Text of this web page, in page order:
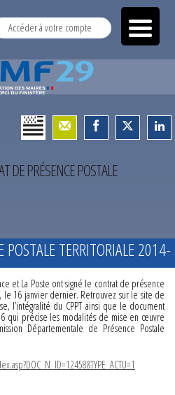
Accéder à votre compte
DE PRÉSENCE POSTALE
POSTALE TERRITORIALE 2014-
et La Poste ont signé le contrat de présence
le 16 janvier dernier. Retrouvez sur le site de
l’intégralité du CPPT ainsi que le document
qui précise les modalités de mise en œuvre
Départementale de Présence Postale